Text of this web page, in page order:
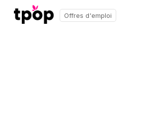
Offres d'emploi